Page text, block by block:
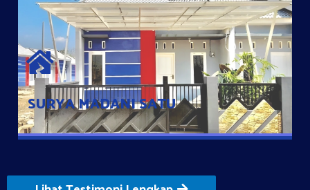
SURYA MADANI SATU
SURYA MADANI SATU
Satu-satunya Hunian nyaman dengan harga subsidi hanya 100
jutaan dengan lokasi strategis di Tuban